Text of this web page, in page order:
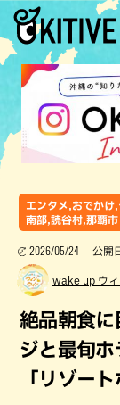
エンタメ,おでかけ
南部,読谷村,那覇市
2026/05/24 公開
wake up ウィ
絶品朝食に
ジと最旬ホ
「リゾート